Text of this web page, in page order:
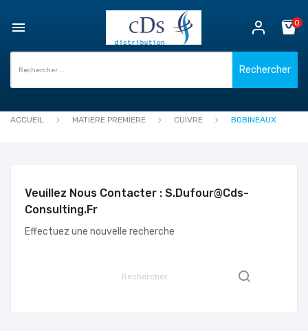
 0
Rechercher
ACCUEIL MATIERE PREMIERE CUIVRE BOBINEAUX
Veuillez Nous Contacter : S.dufour@cds-
Consulting.fr
Effectuez une nouvelle recherche